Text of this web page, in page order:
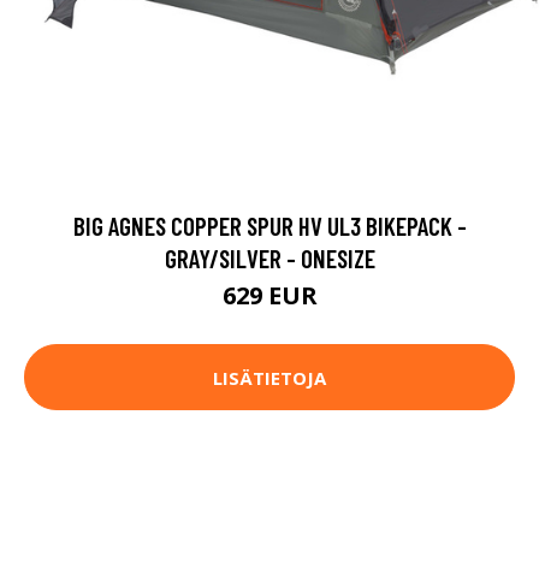
BIG AGNES COPPER SPUR HV UL3 BIKEPACK -
GRAY/SILVER - ONESIZE
629 EUR
LISÄTIETOJA